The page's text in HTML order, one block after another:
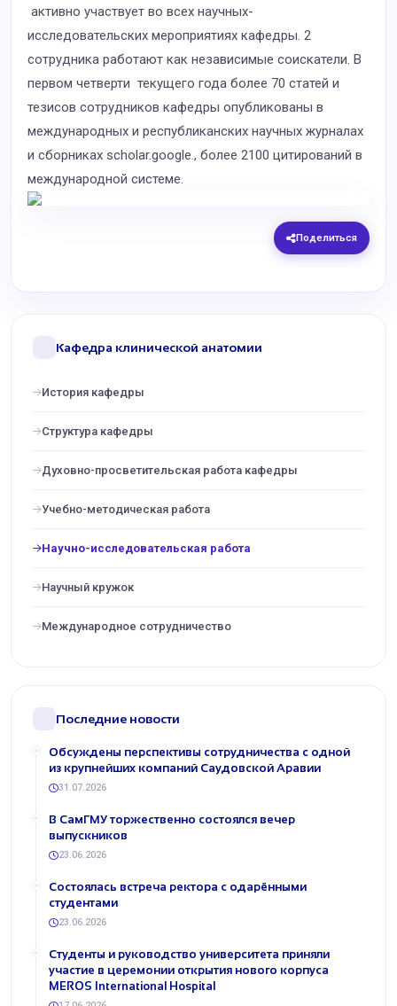
активно участвует во всех научных-
исследовательских мероприятиях кафедры. 2
сотрудника работают как независимые соискатели. В
первом четверти текущего года более 70 статей и
тезисов сотрудников кафедры опубликованы в
международных и республиканских научных журналах
и сборниках scholar.google., более 2100 цитирований в
международной системе.
Поделиться
Кафедра клинической анатомии
История кафедры
Структура кафедры
Духовно-просветительская работа кафедры
Учебно-методическая работа
Научно-исследовательская работа
Научный кружок
Международное сотрудничество
Последние новости
Обсуждены перспективы сотрудничества с одной
из крупнейших компаний Саудовской Аравии
31.07.2026
В СамГМУ торжественно состоялся вечер
выпускников
23.06.2026
Состоялась встреча ректора с одарёнными
студентами
23.06.2026
Студенты и руководство университета приняли
участие в церемонии открытия нового корпуса
MEROS International Hospital